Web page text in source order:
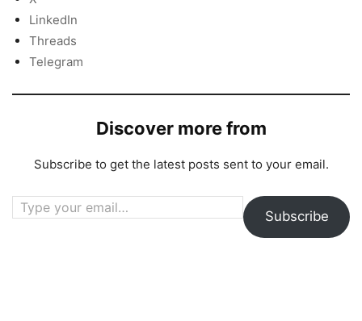
LinkedIn
Threads
Telegram
Discover more from
Subscribe to get the latest posts sent to your email.
Type your email…
Subscribe